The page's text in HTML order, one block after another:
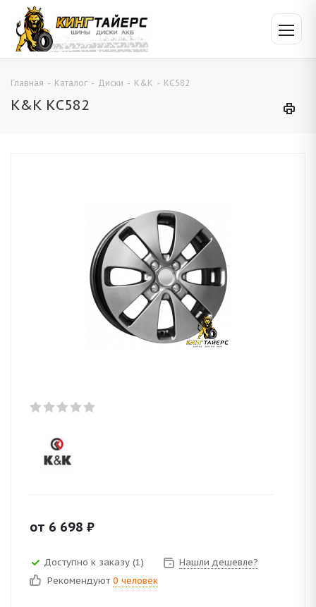
Главная - Каталог - Диски - K&K - КС582
K&K КС582
от 6 698 ₽
Доступно к заказу (1)
Нашли дешевле?
Рекомендуют 0 человек